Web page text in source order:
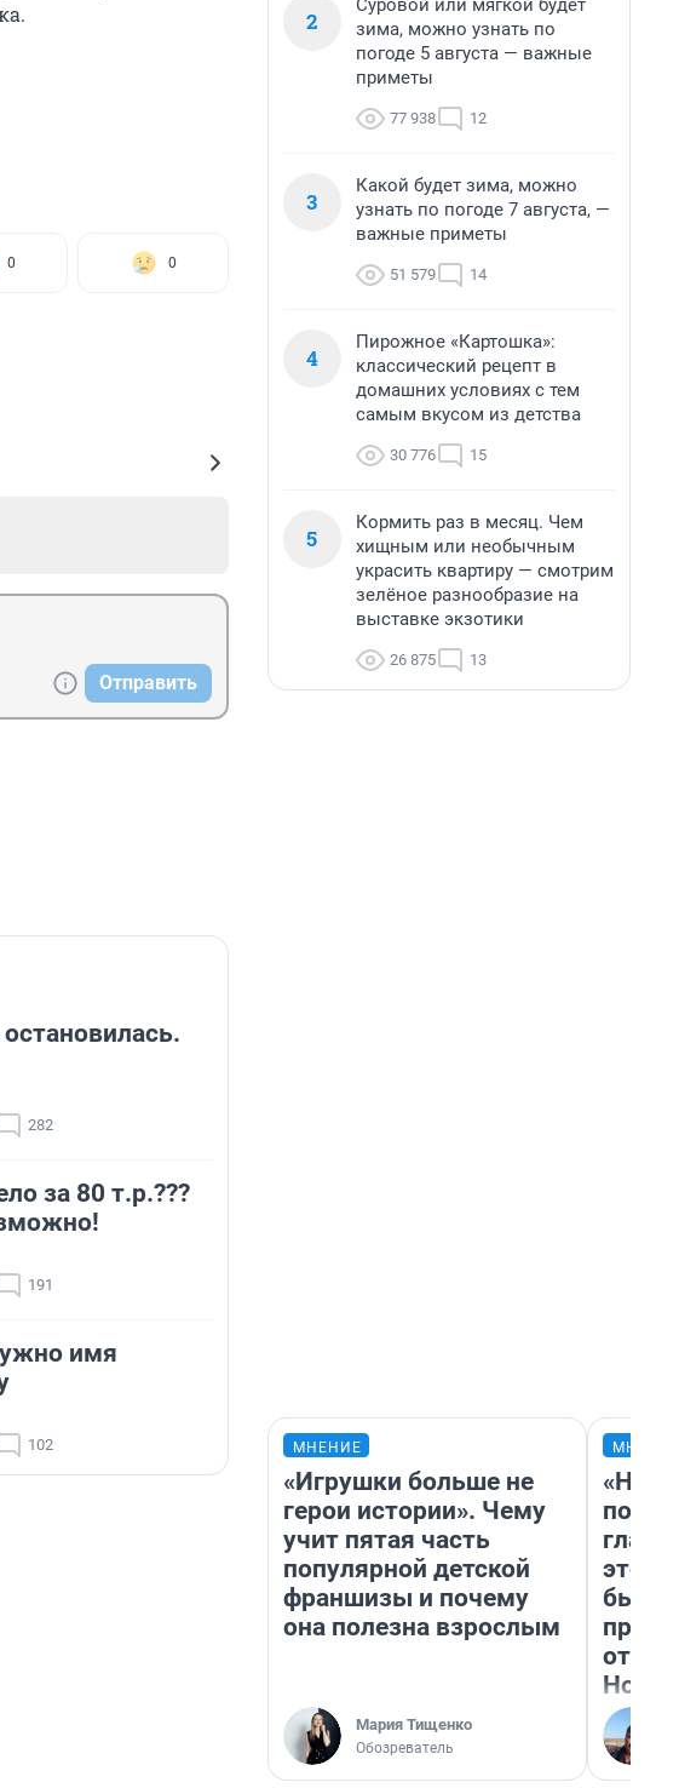
0 0
Отправить
282
за 80 т.р.???
191
имя
102
2
Суровой или мягкой будет
зима, можно узнать по
погоде 5 августа — важные
приметы
77 938 12
3
Какой будет зима, можно
узнать по погоде 7 августа, —
важные приметы
51 579 14
4
Пирожное «Картошка»:
классический рецепт в
домашних условиях с тем
самым вкусом из детства
30 776 15
5
Кормить раз в месяц. Чем
хищным или необычным
украсить квартиру — смотрим
зелёное разнообразие на
выставке экзотики
26 875 13
МНЕНИЕ
«Игрушки больше не
герои истории». Чему
учит пятая часть
популярной детской
франшизы и почему
она полезна взрослым
Мария Тищенко
Обозреватель
этого
бьет